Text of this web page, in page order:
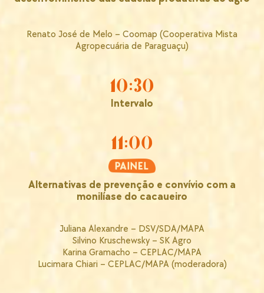
Renato José de Melo – Coomap (Cooperativa Mista
Agropecuária de Paraguaçu)
10:30
Intervalo
11:00
Alternativas de prevenção e convívio com a
monilíase do cacaueiro
Juliana Alexandre – DSV/SDA/MAPA
Silvino Kruschewsky – SK Agro
Karina Gramacho – CEPLAC/MAPA
Lucimara Chiari – CEPLAC/MAPA (moderadora)